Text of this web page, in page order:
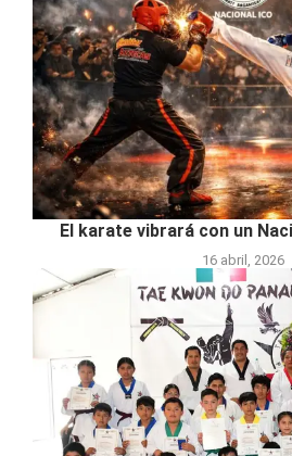
El karate vibrará con un
16 abril, 2026